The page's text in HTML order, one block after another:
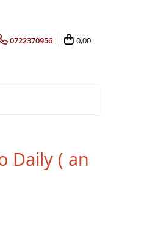
0722370956 0,00
Daily ( an